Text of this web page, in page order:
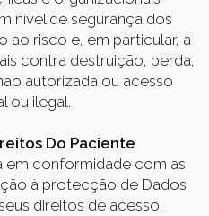
nível de segurança dos
ao risco e, em particular, a
contra destruição, perda,
autorizada ou acesso
ou ilegal.
Do Paciente
em conformidade com as
à protecção de Dados
direitos de acesso,